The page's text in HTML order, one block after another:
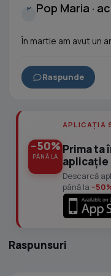
P Pop Maria ·
În martie am avut un
Raspunde
−50%
PÂNĂ LA
APLICAȚIA
Prima ta
aplicație
Descarcă
până la
Raspunsuri